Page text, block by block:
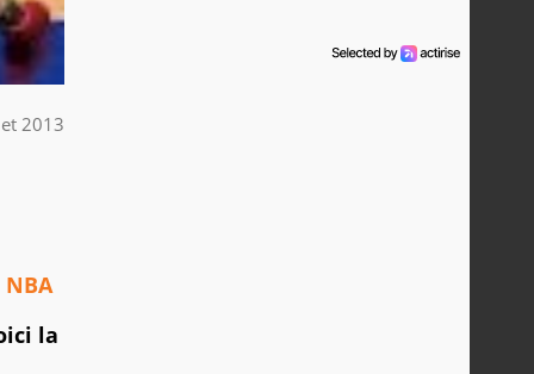
2013
NBA
la